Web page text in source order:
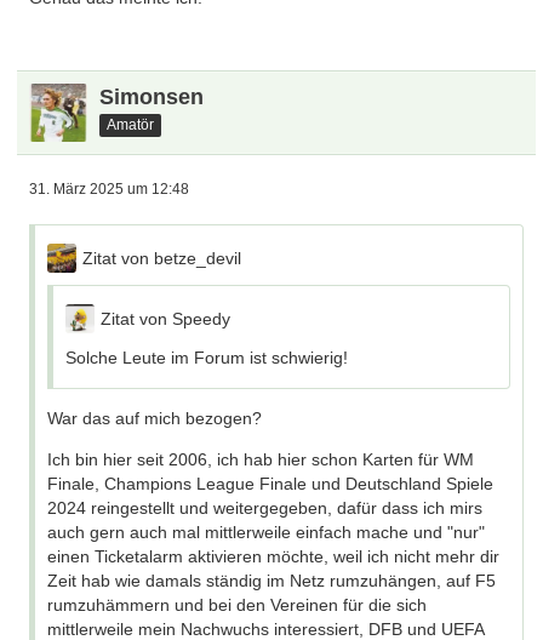
Simonsen
Amatör
31. März 2025 um 12:48
Zitat von betze_devil
Zitat von Speedy
Solche Leute im Forum ist schwierig!
War das auf mich bezogen?
Ich bin hier seit 2006, ich hab hier schon Karten für WM
Finale, Champions League Finale und Deutschland Spiele
2024 reingestellt und weitergegeben, dafür dass ich mirs
auch gern auch mal mittlerweile einfach mache und "nur"
einen Ticketalarm aktivieren möchte, weil ich nicht mehr dir
Zeit hab wie damals ständig im Netz rumzuhängen, auf F5
rumzuhämmern und bei den Vereinen für die sich
mittlerweile mein Nachwuchs interessiert, DFB und UEFA